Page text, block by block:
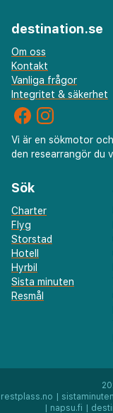
destination.se
Om oss
Kontakt
Vanliga frågor
Integritet & säkerhet
Vi är en sökmotor
den researrangör du
Sök
Charter
Flyg
Storstad
Hotell
Hyrbil
Sista minuten
Resmål
restplass.no |
| napsu.fi |